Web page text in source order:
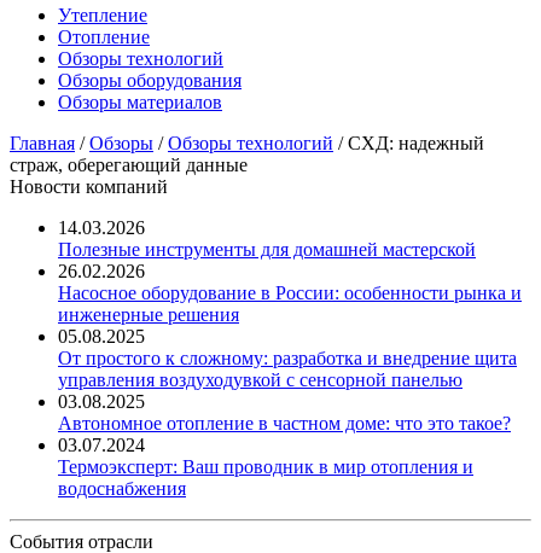
Утепление
Отопление
Обзоры технологий
Обзоры оборудования
Обзоры материалов
Главная /Обзоры /Обзоры технологий /СХД: надежный
страж, оберегающий данные
Новости компаний
14.03.2026
Полезные инструменты для домашней мастерской
26.02.2026
Насосное оборудование в России: особенности рынка и
инженерные решения
05.08.2025
От простого к сложному: разработка и внедрение щита
управления воздуходувкой с сенсорной панелью
03.08.2025
Автономное отопление в частном доме: что это такое?
03.07.2024
Термоэксперт: Ваш проводник в мир отопления и
водоснабжения
События отрасли